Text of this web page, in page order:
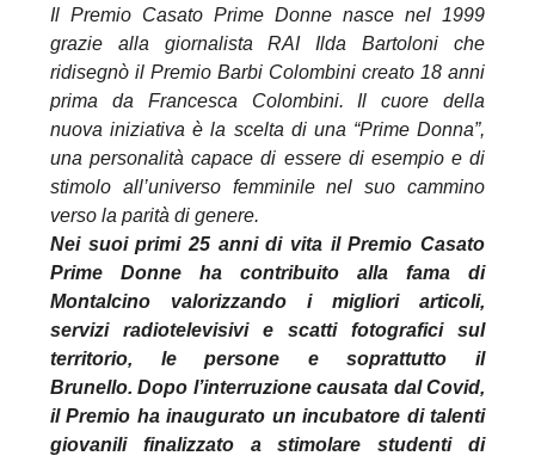
Il Premio Casato Prime Donne nasce nel 1999
grazie alla giornalista RAI Ilda Bartoloni che
ridisegnò il Premio Barbi Colombini creato 18 anni
prima da Francesca Colombini. Il cuore della
nuova iniziativa è la scelta di una “Prime Donna”,
una personalità capace di essere di esempio e di
stimolo all’universo femminile nel suo cammino
verso la parità di genere.
Nei suoi primi 25 anni di vita il Premio Casato
Prime Donne ha contribuito alla fama di
Montalcino valorizzando i migliori articoli,
servizi radiotelevisivi e scatti fotografici sul
territorio, le persone e soprattutto il
Brunello. Dopo l’interruzione causata dal Covid,
il Premio ha inaugurato un incubatore di talenti
giovanili finalizzato a stimolare studenti di